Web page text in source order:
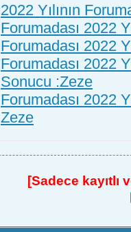
2022 Yılının
Forumadası 2022
Forumadası 2022
Forumadası 2022
Sonucu :Zeze
Forumadası 2022
Zeze
[Sadece kayıtlı